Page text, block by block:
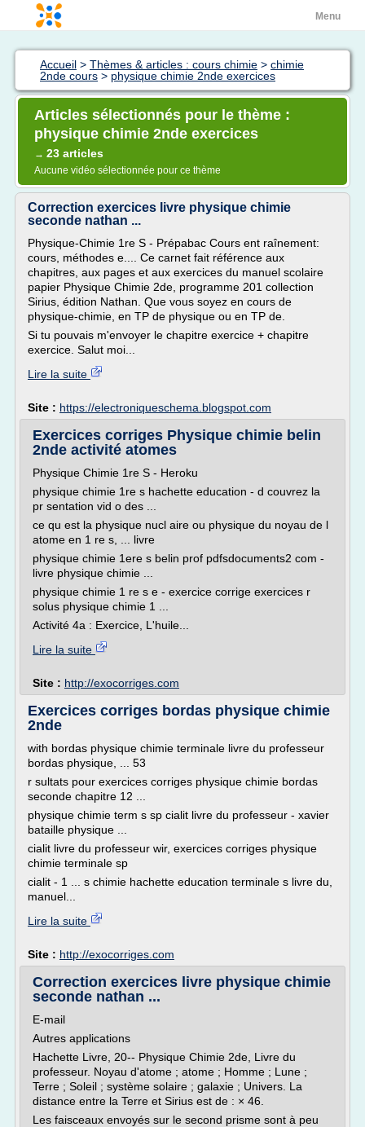
Menu
Accueil > Thèmes & articles : cours chimie > chimie
2nde cours > physique chimie 2nde exercices
Articles sélectionnés pour le thème :
physique chimie 2nde exercices
→ 23 articles
Aucune vidéo sélectionnée pour ce thème
Correction exercices livre physique chimie
seconde nathan ...
Physique-Chimie 1re S - Prépabac Cours ent raînement:
cours, méthodes e.... Ce carnet fait référence aux
chapitres, aux pages et aux exercices du manuel scolaire
papier Physique Chimie 2de, programme 201 collection
Sirius, édition Nathan. Que vous soyez en cours de
physique-chimie, en TP de physique ou en TP de.
Si tu pouvais m'envoyer le chapitre exercice + chapitre
exercice. Salut moi...
Lire la suite
Site : https://electroniqueschema.blogspot.com
Exercices corriges Physique chimie belin
2nde activité atomes
Physique Chimie 1re S - Heroku
physique chimie 1re s hachette education - d couvrez la
pr sentation vid o des ...
ce qu est la physique nucl aire ou physique du noyau de l
atome en 1 re s, ... livre
physique chimie 1ere s belin prof pdfsdocuments2 com -
livre physique chimie ...
physique chimie 1 re s e - exercice corrige exercices r
solus physique chimie 1 ...
Activité 4a : Exercice, L'huile...
Lire la suite
Site : http://exocorriges.com
Exercices corriges bordas physique chimie
2nde
with bordas physique chimie terminale livre du professeur
bordas physique, ... 53
r sultats pour exercices corriges physique chimie bordas
seconde chapitre 12 ...
physique chimie term s sp cialit livre du professeur - xavier
bataille physique ...
cialit livre du professeur wir, exercices corriges physique
chimie terminale sp
cialit - 1 ... s chimie hachette education terminale s livre du,
manuel...
Lire la suite
Site : http://exocorriges.com
Correction exercices livre physique chimie
seconde nathan ...
E-mail
Autres applications
Hachette Livre, 20-- Physique Chimie 2de, Livre du
professeur. Noyau d'atome ; atome ; Homme ; Lune ;
Terre ; Soleil ; système solaire ; galaxie ; Univers. La
distance entre la Terre et Sirius est de : × 46.
Les faisceaux envoyés sur le second prisme sont à peu